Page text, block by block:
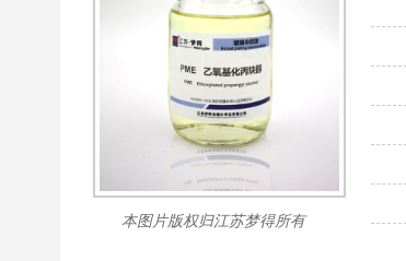
本图片版权归江苏梦得所有